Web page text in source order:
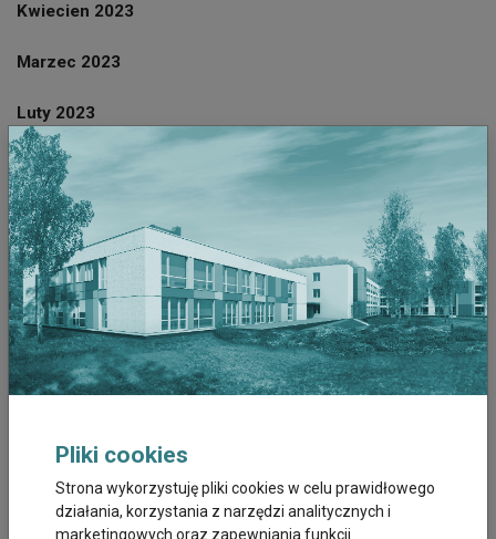
Kwiecien 2023
Marzec 2023
Luty 2023
Styczeń 2023
Grudzień 2022
Listopad 2022
Październik 2022
Wrzesień 2022
Lipiec 2022
Czerwiec 2022
Pliki cookies
Strona wykorzystuję pliki cookies w celu prawidłowego
działania, korzystania z narzędzi analitycznych i
marketingowych oraz zapewniania funkcji